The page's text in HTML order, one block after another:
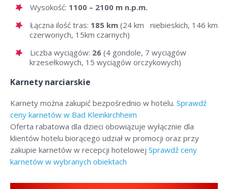
Wysokość: 1100 – 2100 m n.p.m.
Łączna ilość tras: 185 km (24 km niebieskich, 146 km
czerwonych, 15km czarnych)
Liczba wyciągów: 26 (4 gondole, 7 wyciągów
krzesełkowych, 15 wyciągów orczykowych)
Karnety narciarskie
Karnety można zakupić bezpośrednio w hotelu. Sprawdź
ceny karnetów w Bad Kleinkirchheim
Oferta rabatowa dla dzieci obowiązuje wyłącznie dla
klientów hotelu biorącego udział w promocji oraz przy
zakupie karnetów w recepcji hotelowej Sprawdź ceny
karnetów w wybranych obiektach